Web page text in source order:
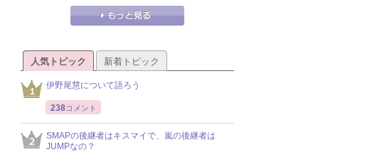
人気トピック 新着トピック
伊野尾慧について語ろう
238コメント
SMAPの後継者はキスマイで、嵐の後継者は
JUMPなの？